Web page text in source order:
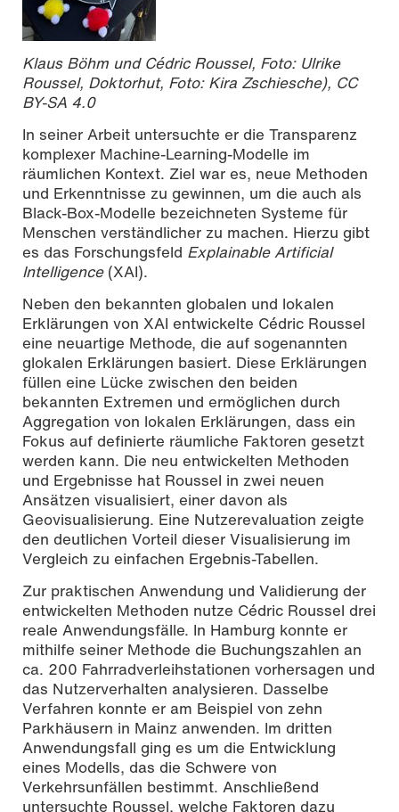
Klaus Böhm und Cédric Roussel, Foto: Ulrike
Roussel, Doktorhut, Foto: Kira Zschiesche), CC
BY-SA 4.0
In seiner Arbeit untersuchte er die Transparenz
komplexer Machine-Learning-Modelle im
räumlichen Kontext. Ziel war es, neue Methoden
und Erkenntnisse zu gewinnen, um die auch als
Black-Box-Modelle bezeichneten Systeme für
Menschen verständlicher zu machen. Hierzu gibt
es das Forschungsfeld Explainable Artificial
Intelligence (XAI).
Neben den bekannten globalen und lokalen
Erklärungen von XAI entwickelte Cédric Roussel
eine neuartige Methode, die auf sogenannten
glokalen Erklärungen basiert. Diese Erklärungen
füllen eine Lücke zwischen den beiden
bekannten Extremen und ermöglichen durch
Aggregation von lokalen Erklärungen, dass ein
Fokus auf definierte räumliche Faktoren gesetzt
werden kann. Die neu entwickelten Methoden
und Ergebnisse hat Roussel in zwei neuen
Ansätzen visualisiert, einer davon als
Geovisualisierung. Eine Nutzerevaluation zeigte
den deutlichen Vorteil dieser Visualisierung im
Vergleich zu einfachen Ergebnis-Tabellen.
Zur praktischen Anwendung und Validierung der
entwickelten Methoden nutze Cédric Roussel drei
reale Anwendungsfälle. In Hamburg konnte er
mithilfe seiner Methode die Buchungszahlen an
ca. 200 Fahrradverleihstationen vorhersagen und
das Nutzerverhalten analysieren. Dasselbe
Verfahren konnte er am Beispiel von zehn
Parkhäusern in Mainz anwenden. Im dritten
Anwendungsfall ging es um die Entwicklung
eines Modells, das die Schwere von
Verkehrsunfällen bestimmt. Anschließend
untersuchte Roussel, welche Faktoren dazu